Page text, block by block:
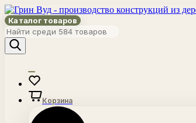
Каталог товаров
Корзина